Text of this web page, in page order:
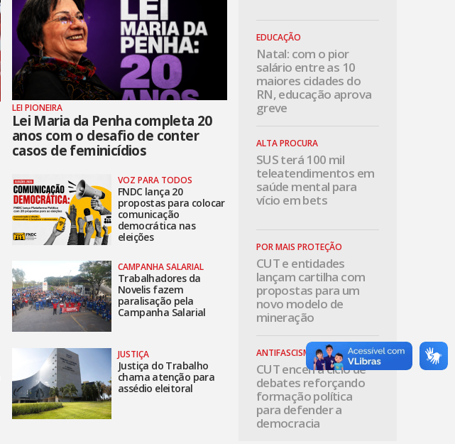
LEI PIONEIRA
Lei Maria da Penha completa 20
anos com o desafio de conter
casos de feminicídios
VOZ PARA TODOS
FNDC lança 20
propostas para colocar
comunicação
democrática nas
eleições
CAMPANHA SALARIAL
Trabalhadores da
Novelis fazem
paralisação pela
Campanha Salarial
JUSTIÇA
Justiça do Trabalho
chama atenção para
assédio eleitoral
EDUCAÇÃO
Natal: com o pior
salário entre as 10
maiores cidades do
RN, educação aprova
greve
ALTA PROCURA
SUS terá 100 mil
teleatendimentos em
saúde mental para
vício em bets
POR MAIS PROTEÇÃO
CUT e entidades
lançam cartilha com
propostas para um
novo modelo de
mineração
ANTIFASCISMO
CUT encerra ciclo de
debates reforçando
formação política
para defender a
democracia